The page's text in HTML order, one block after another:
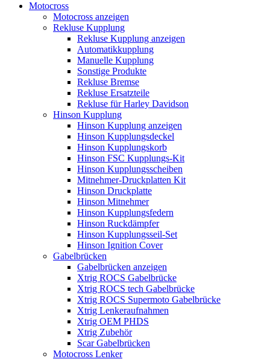
Motocross
Motocross anzeigen
Rekluse Kupplung
Rekluse Kupplung anzeigen
Automatikkupplung
Manuelle Kupplung
Sonstige Produkte
Rekluse Bremse
Rekluse Ersatzteile
Rekluse für Harley Davidson
Hinson Kupplung
Hinson Kupplung anzeigen
Hinson Kupplungsdeckel
Hinson Kupplungskorb
Hinson FSC Kupplungs-Kit
Hinson Kupplungsscheiben
Mitnehmer-Druckplatten Kit
Hinson Druckplatte
Hinson Mitnehmer
Hinson Kupplungsfedern
Hinson Ruckdämpfer
Hinson Kupplungsseil-Set
Hinson Ignition Cover
Gabelbrücken
Gabelbrücken anzeigen
Xtrig ROCS Gabelbrücke
Xtrig ROCS tech Gabelbrücke
Xtrig ROCS Supermoto Gabelbrücke
Xtrig Lenkeraufnahmen
Xtrig OEM PHDS
Xtrig Zubehör
Scar Gabelbrücken
Motocross Lenker